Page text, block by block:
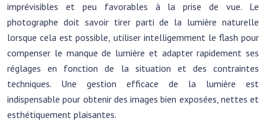
imprévisibles et peu favorables à la prise de vue. Le
photographe doit savoir tirer parti de la lumière naturelle
lorsque cela est possible, utiliser intelligemment le flash pour
compenser le manque de lumière et adapter rapidement ses
réglages en fonction de la situation et des contraintes
techniques. Une gestion efficace de la lumière est
indispensable pour obtenir des images bien exposées, nettes et
esthétiquement plaisantes.